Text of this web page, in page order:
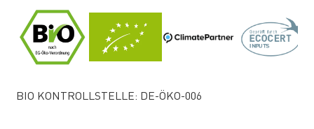
BIO KONTROLLSTELLE: DE-ÖKO-006